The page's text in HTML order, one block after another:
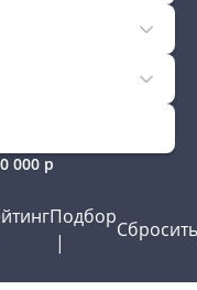
000р
Подбор
Сбросить